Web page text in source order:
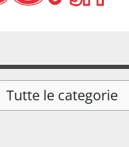
Tutte le categorie